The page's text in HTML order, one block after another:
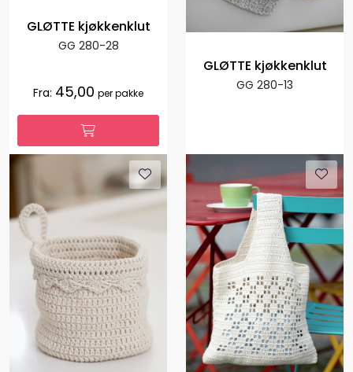
GLØTTE kjøkkenklut
GG 280-28
Fra: 45,00 per pakke
GLØTTE kjøkkenklut
GG 280-13